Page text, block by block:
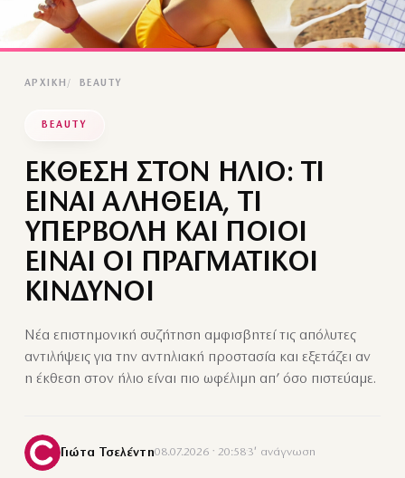
ΑΡΧΙΚΉ BEAUTY
BEAUTY
ΕΚΘΕΣΗ ΣΤΟΝ ΗΛΙΟ: ΤΙ
ΕΙΝΑΙ ΑΛΗΘΕΙΑ, ΤΙ
ΥΠΕΡΒΟΛΗ ΚΑΙ ΠΟΙΟΙ
ΕΙΝΑΙ ΟΙ ΠΡΑΓΜΑΤΙΚΟΙ
ΚΙΝΔΥΝΟΙ
Νέα επιστημονική συζήτηση αμφισβητεί τις απόλυτες
αντιλήψεις για την αντηλιακή προστασία και εξετάζει αν
η έκθεση στον ήλιο είναι πιο ωφέλιμη απ’ όσο πιστεύαμε.
Γιώτα Τσελέντη08.07.2026 · 20:58·3′ ανάγνωση